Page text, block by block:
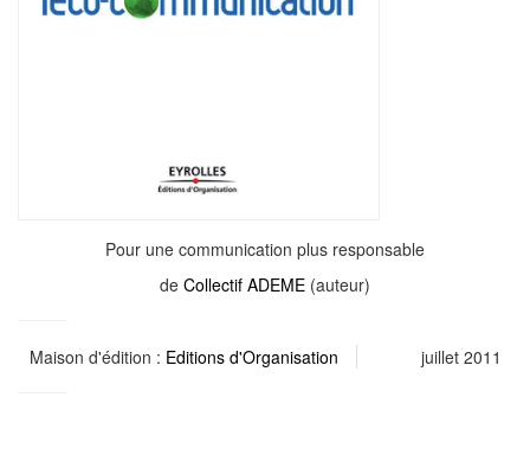
Pour une communication plus responsable
de Collectif ADEME (auteur)
Maison d'édition : Editions d'Organisation juillet 2011